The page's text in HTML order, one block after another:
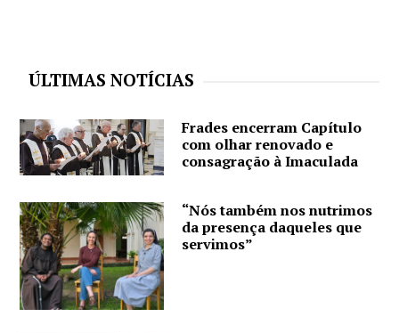
ÚLTIMAS NOTÍCIAS
Frades encerram Capítulo
com olhar renovado e
consagração à Imaculada
“Nós também nos nutrimos
da presença daqueles que
servimos”